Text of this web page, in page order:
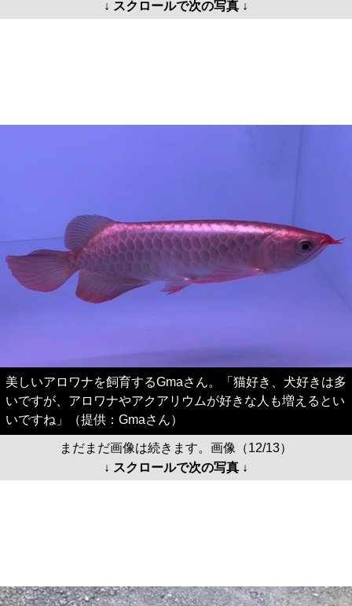
↓ スクロールで次の写真 ↓
美しいアロワナを飼育するGmaさん。「猫好き、犬好きは多
いですが、アロワナやアクアリウムが好きな人も増えるとい
いですね」（提供：Gmaさん）
まだまだ画像は続きます。画像（12/13）
↓ スクロールで次の写真 ↓